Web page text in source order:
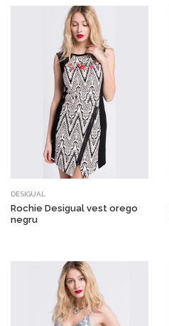
DESIGUAL
Rochie Desigual vest orego
negru